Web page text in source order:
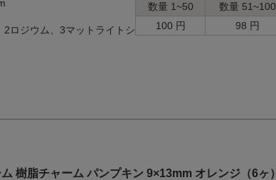
2ロジウム、3マットライトシ
数量 1~50 数量 51~100
100 円
98 円
樹脂チャーム パンプキン 9×13mm オレンジ（6ヶ）